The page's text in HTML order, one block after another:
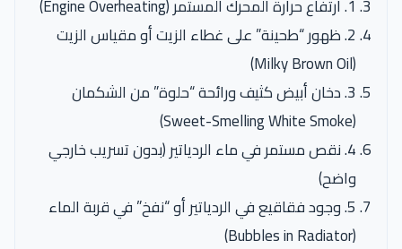
1. ارتفاع حرارة المحرك المستمر (Engine Overheating)
2. ظهور “طحينة” على غطاء الزيت أو مقياس الزيت
3. دخان أبيض كثيف ورائحة “حلوة” من الشكمان
4. نقص مستمر في ماء الردياتير (بدون تسريب خارجي
واضح)
5. وجود فقاقيع في الردياتير أو “نفخ” في قربة الماء